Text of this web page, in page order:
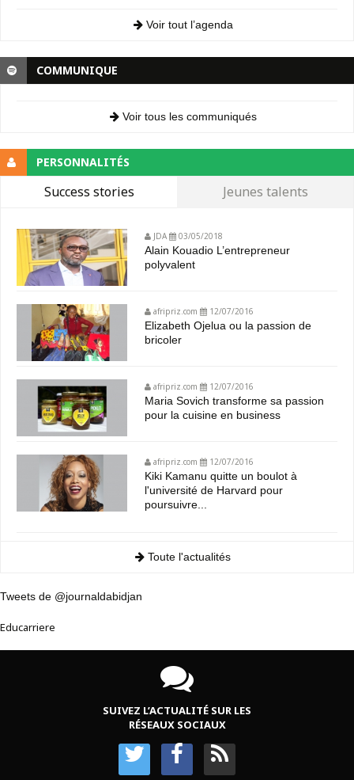
Voir tout l’agenda
COMMUNIQUE
Voir tous les communiqués
PERSONNALITÉS
Success stories Jeunes talents
JDA 03/05/2018
Alain Kouadio L’entrepreneur
polyvalent
afripriz.com 12/07/2016
Elizabeth Ojelua ou la passion de
bricoler
afripriz.com 12/07/2016
Maria Sovich transforme sa passion
pour la cuisine en business
afripriz.com 12/07/2016
Kiki Kamanu quitte un boulot à
l'université de Harvard pour
poursuivre...
Toute l'actualités
Tweets de @journaldabidjan
Educarriere
SUIVEZ L’ACTUALITÉ SUR LES
RÉSEAUX SOCIAUX